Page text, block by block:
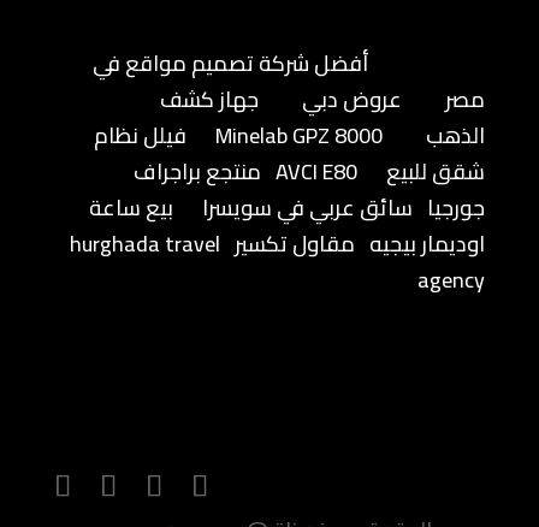
أفضل شركة تصميم مواقع في
مصر
عروض دبي
جهاز كشف
الذهب
Minelab GPZ 8000
فيلل نظام
شقق للبيع
AVCI E80 منتجع براجراف
جورجيا سائق عربي في سويسرا
بيع ساعة
اوديمار بيجيه مقاول تكسير hurghada travel
agency